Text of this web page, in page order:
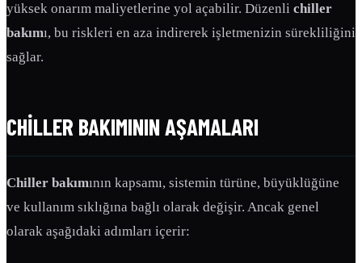
yüksek onarım maliyetlerine yol açabilir. Düzenli chiller
bakımı, bu riskleri en aza indirerek işletmenizin sürekliliğini
sağlar.
CHILLER BAKIMININ AŞAMALARI
Chiller bakımının kapsamı, sistemin türüne, büyüklüğüne
ve kullanım sıklığına bağlı olarak değişir. Ancak genel
olarak aşağıdaki adımları içerir: